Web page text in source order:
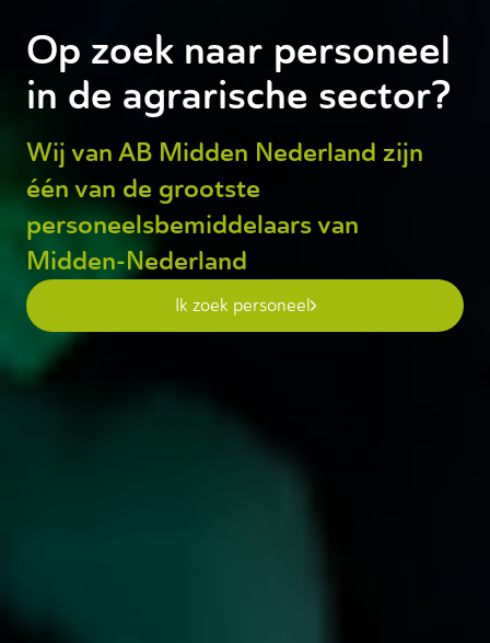
Op zoek naar personeel
in de agrarische sector?
Wij van AB Midden Nederland zijn
één van de grootste
personeelsbemiddelaars van
Midden-Nederland
Ik zoek personeel